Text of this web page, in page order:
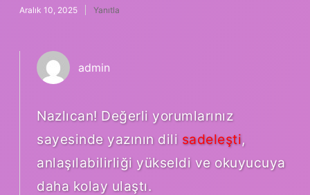
Aralık 10, 2025 Yanıtla
admin
Nazlıcan! Değerli yorumlarınız
sayesinde yazının dili sadeleşti,
anlaşılabilirliği yükseldi ve okuyucuya
daha kolay ulaştı.